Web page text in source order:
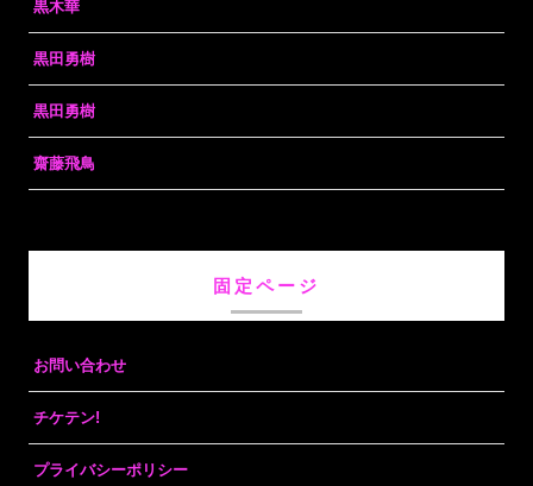
黒木華
黒田勇樹
黒田勇樹
齋藤飛鳥
固定ページ
お問い合わせ
チケテン!
プライバシーポリシー